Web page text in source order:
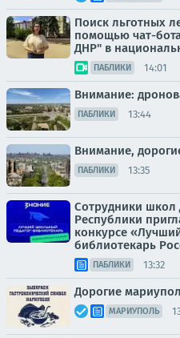
Поиск льготных
помощью чат-
ДНР" в
ПАБЛИКИ 14:01
Внимание:
ПАБЛИКИ 13:44
Внимание,
ПАБЛИКИ 13:35
Сотрудники
Республики
конкурсе
библиотекарь
ПАБЛИКИ 13:32
Дорогие
МАРИУПОЛЬ